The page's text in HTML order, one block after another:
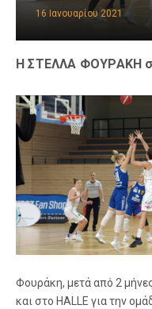
16 Ιανουαρίου 2021
Η ΣΤΕΛΛΑ ΦΟΥΡΑΚΗ
Φουράκη, μετά από 2
και στο HALLE για την